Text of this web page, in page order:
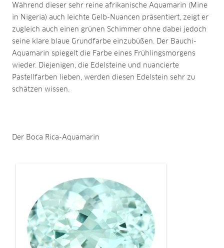
Während dieser sehr reine afrikanische Aquamarin (Mine
in Nigeria) auch leichte Gelb-Nuancen präsentiert, zeigt er
zugleich auch einen grünen Schimmer ohne dabei jedoch
seine klare blaue Grundfarbe einzubüßen. Der Bauchi-
Aquamarin spiegelt die Farbe eines Frühlingsmorgens
wieder. Diejenigen, die Edelsteine und nuancierte
Pastellfarben lieben, werden diesen Edelstein sehr zu
schätzen wissen.
Der Boca Rica-Aquamarin